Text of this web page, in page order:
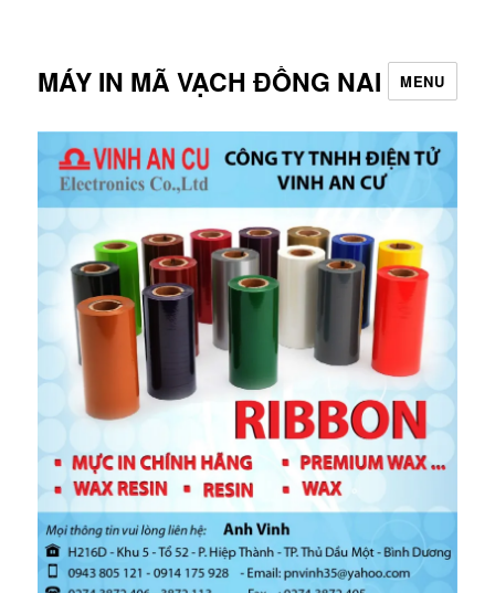
MÁY IN MÃ VẠCH ĐỒNG NAI MENU